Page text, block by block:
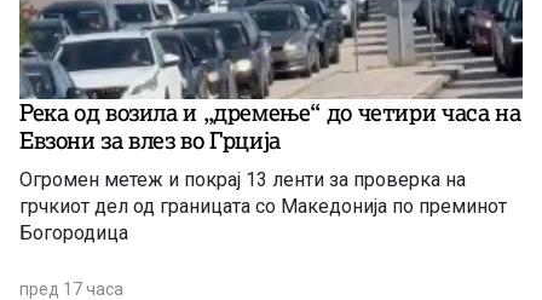
Река од возила и „дремење“ до четири часа на
Евзони за влез во Грција
Огромен метеж и покрај 13 ленти за проверка на
грчкиот дел од границата со Македонија по преминот
Богородица
пред 17 часа